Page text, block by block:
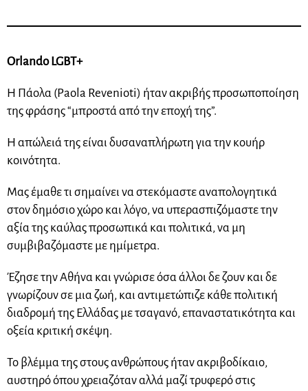
Orlando LGBT+
Η Πάολα (Paola Revenioti) ήταν ακριβής προσωποποίηση
της φράσης “μπροστά από την εποχή της”.
Η απώλειά της είναι δυσαναπλήρωτη για την κουήρ
κοινότητα.
Μας έμαθε τι σημαίνει να στεκόμαστε αναπολογητικά
στον δημόσιο χώρο και λόγο, να υπερασπιζόμαστε την
αξία της καύλας προσωπικά και πολιτικά, να μη
συμβιβαζόμαστε με ημίμετρα.
Έζησε την Αθήνα και γνώρισε όσα άλλοι δε ζουν και δε
γνωρίζουν σε μια ζωή, και αντιμετώπιζε κάθε πολιτική
διαδρομή της Ελλάδας με τσαγανό, επαναστατικότητα και
οξεία κριτική σκέψη.
Το βλέμμα της στους ανθρώπους ήταν ακριβοδίκαιο,
αυστηρό όπου χρειαζόταν αλλά μαζί τρυφερό στις